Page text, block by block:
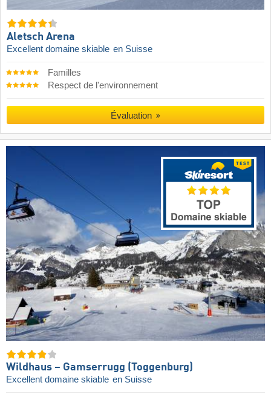
Aletsch Arena
Excellent domaine skiable en Suisse
Familles
Respect de l'environnement
Évaluation
Wildhaus – Gamserrugg (Toggenburg)
Excellent domaine skiable en Suisse